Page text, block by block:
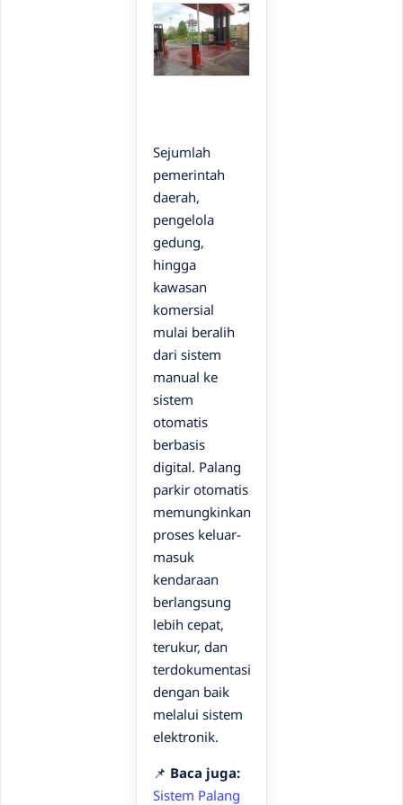
Sejumlah
pemerintah
daerah,
pengelola
gedung,
hingga
kawasan
komersial
mulai beralih
dari sistem
manual ke
sistem
otomatis
berbasis
digital. Palang
parkir otomatis
memungkinkan
proses keluar-
masuk
kendaraan
berlangsung
lebih cepat,
terukur, dan
terdokumentasi
dengan baik
melalui sistem
elektronik.
📌 Baca juga:
Sistem Palang